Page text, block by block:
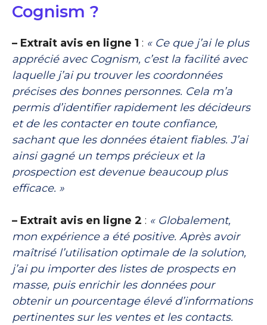
Cognism ?
– Extrait avis en ligne 1 : « Ce que j’ai le plus
apprécié avec Cognism, c’est la facilité avec
laquelle j’ai pu trouver les coordonnées
précises des bonnes personnes. Cela m’a
permis d’identifier rapidement les décideurs
et de les contacter en toute confiance,
sachant que les données étaient fiables. J’ai
ainsi gagné un temps précieux et la
prospection est devenue beaucoup plus
efficace. »
– Extrait avis en ligne 2 : « Globalement,
mon expérience a été positive. Après avoir
maîtrisé l’utilisation optimale de la solution,
j’ai pu importer des listes de prospects en
masse, puis enrichir les données pour
obtenir un pourcentage élevé d’informations
pertinentes sur les ventes et les contacts.